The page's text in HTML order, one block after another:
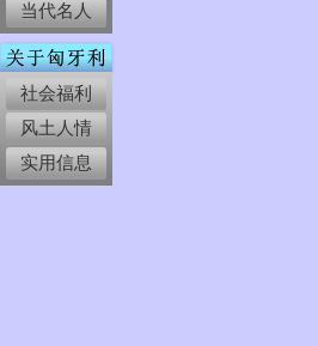
当代名人
社会福利
风土人情
实用信息